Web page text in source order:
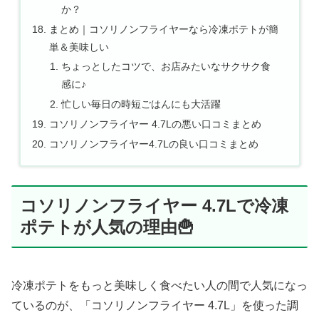
か？
まとめ｜コソリノンフライヤーなら冷凍ポテトが簡
単＆美味しい
ちょっとしたコツで、お店みたいなサクサク食
感に♪
忙しい毎日の時短ごはんにも大活躍
コソリノンフライヤー 4.7Lの悪い口コミまとめ
コソリノンフライヤー4.7Lの良い口コミまとめ
コソリノンフライヤー 4.7Lで冷凍
ポテトが人気の理由🍟
冷凍ポテトをもっと美味しく食べたい人の間で人気になっ
ているのが、「コソリノンフライヤー 4.7L」を使った調